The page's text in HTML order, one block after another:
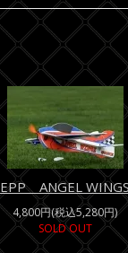
EPP ANGEL
4,800円(税込5,280円)
SOLD OUT